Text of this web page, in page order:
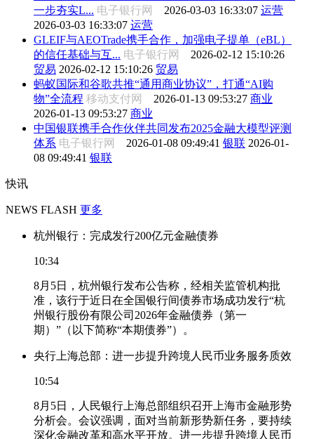
一步夯实L... 电子银行网 2026-03-03 16:33:07 运营
2026-03-03 16:33:07 运营
GLEIF与AEOTrade携手合作，加强电子提单（eBL）
的信任基础与互... 电子银行网 2026-02-12 15:10:26
贸易 2026-02-12 15:10:26 贸易
蚂蚁国际和谷歌共推“通用商业协议”，打通“AI购
物”全流程 移动支付网 2026-01-13 09:53:27 商业
2026-01-13 09:53:27 商业
中国银联携手合作伙伴共同发布2025金融大模型评测
体系 电子银行网 2026-01-08 09:49:41 银联 2026-01-
08 09:49:41 银联
快讯
NEWS FLASH 更多
杭州银行：完成发行200亿元金融债券
10:34
8月5日，杭州银行发布公告称，经相关监管机构批
准，该行于近日在全国银行间债券市场成功发行“杭
州银行股份有限公司2026年金融债券（第一
期）”（以下简称“本期债券”）。
央行上海总部：进一步提升跨境人民币业务服务质效
10:54
8月5日，人民银行上海总部组织召开上海市金融形势
分析会。会议强调，面对当前新形势新任务，要持续
深化金融改革和高水平开放。进一步提升跨境人民币